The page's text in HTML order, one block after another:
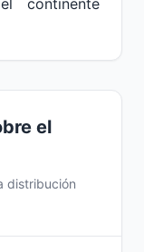
continente
el
distribución